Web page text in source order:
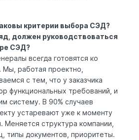
критерии выбора СЭД?
должен руководствоваться
СЭД?
всегда готовятся ко
работая проектно,
с тем, что у заказчика
функциональных требований, и
систему. В 90% случаев
устаревают уже к моменту
Меняется структура компании,
типы документов, приоритеты.